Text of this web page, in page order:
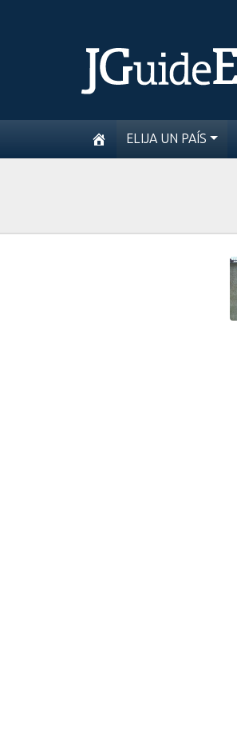
ELIJA UN PAÍS